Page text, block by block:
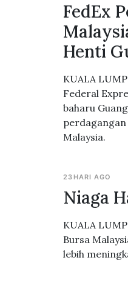
FedEx
Henti
KUALA
Federal
baharu
Malaysia.
23HARI AGO
Niaga
KUALA
Bursa
lebih